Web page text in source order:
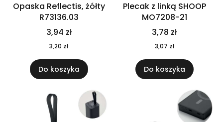
Opaska Reflectis, żółty
R73136.03
3,94 zł
3,20 zł
Do koszyka
Plecak z linką SHOOP
MO7208-21
3,78 zł
3,07 zł
Do koszyka